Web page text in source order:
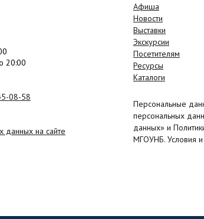
20:00
08-58
данных на сайте
Афиша
Новости
Выставки
Экскурсии
Посетителям
Ресурсы
Каталоги
Персональные
персональных
данных» и
МГОУНБ. Условия и